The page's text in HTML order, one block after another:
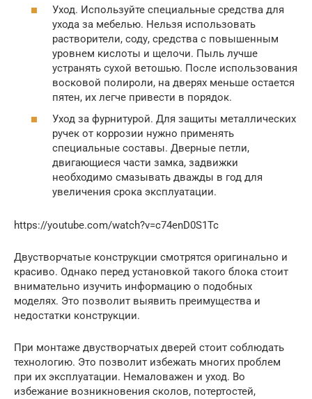
Уход. Используйте специальные средства для
ухода за мебелью. Нельзя использовать
растворители, соду, средства с повышенным
уровнем кислоты и щелочи. Пыль лучше
устранять сухой ветошью. После использования
восковой полироли, на дверях меньше остается
пятен, их легче привести в порядок.
Уход за фурнитурой. Для защиты металлических
ручек от коррозии нужно применять
специальные составы. Дверные петли,
двигающиеся части замка, задвижки
необходимо смазывать дважды в год для
увеличения срока эксплуатации.
https://youtube.com/watch?v=c74enD0S1Tc
Двустворчатые конструкции смотрятся оригинально и
красиво. Однако перед установкой такого блока стоит
внимательно изучить информацию о подобных
моделях. Это позволит выявить преимущества и
недостатки конструкции.
При монтаже двустворчатых дверей стоит соблюдать
технологию. Это позволит избежать многих проблем
при их эксплуатации. Немаловажен и уход. Во
избежание возникновения сколов, потертостей,